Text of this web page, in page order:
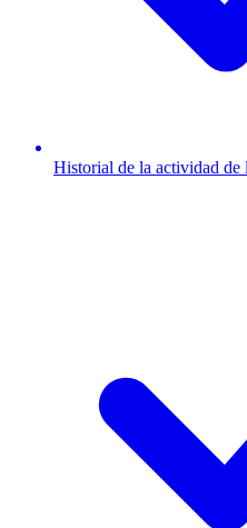
Historial de la actividad de